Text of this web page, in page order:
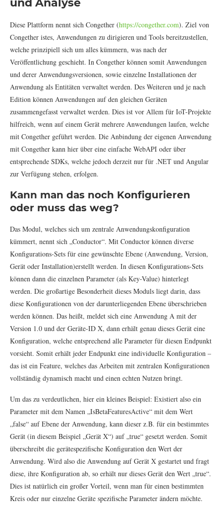
und Analyse
Diese Plattform nennt sich Congether (https://congether.com). Ziel von
Congether istes, Anwendungen zu dirigieren und Tools bereitzustellen,
welche prinzipiell sich um alles kümmern, was nach der
Veröffentlichung geschieht. In Congether können somit Anwendungen
und derer Anwendungsversionen, sowie einzelne Installationen der
Anwendung als Entitäten verwaltet werden. Des Weiteren und je nach
Edition können Anwendungen auf den gleichen Geräten
zusammengefasst verwaltet werden. Dies ist vor Allem für IoT-Projekte
hilfreich, wenn auf einem Gerät mehrere Anwendungen laufen, welche
mit Congether geführt werden. Die Anbindung der eigenen Anwendung
mit Congether kann hier über eine einfache WebAPI oder über
entsprechende SDKs, welche jedoch derzeit nur für .NET und Angular
zur Verfügung stehen, erfolgen.
Kann man das noch Konfigurieren
oder muss das weg?
Das Modul, welches sich um zentrale Anwendungskonfiguration
kümmert, nennt sich „Conductor“. Mit Conductor können diverse
Konfigurations-Sets für eine gewünschte Ebene (Anwendung, Version,
Gerät oder Installation)erstellt werden. In diesen Konfigurations-Sets
können dann die einzelnen Parameter (als Key-Value) hinterlegt
werden. Die großartige Besonderheit dieses Moduls liegt darin, dass
diese Konfigurationen von der darunterliegenden Ebene überschrieben
werden können. Das heißt, meldet sich eine Anwendung A mit der
Version 1.0 und der Geräte-ID X, dann erhält genau dieses Gerät eine
Konfiguration, welche entsprechend alle Parameter für diesen Endpunkt
vorsieht. Somit erhält jeder Endpunkt eine individuelle Konfiguration –
das ist ein Feature, welches das Arbeiten mit zentralen Konfigurationen
vollständig dynamisch macht und einen echten Nutzen bringt.
Um das zu verdeutlichen, hier ein kleines Beispiel: Existiert also ein
Parameter mit dem Namen „IsBetaFeaturesActive“ mit dem Wert
„false“ auf Ebene der Anwendung, kann dieser z.B. für ein bestimmtes
Gerät (in diesem Beispiel „Gerät X“) auf „true“ gesetzt werden. Somit
überschreibt die gerätespezifische Konfiguration den Wert der
Anwendung. Wird also die Anwendung auf Gerät X gestartet und fragt
diese, ihre Konfiguration ab, so erhält nur dieses Gerät den Wert „true“.
Dies ist natürlich ein großer Vorteil, wenn man für einen bestimmten
Kreis oder nur einzelne Geräte spezifische Parameter ändern möchte.